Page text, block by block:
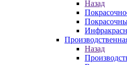
Назад
Назад